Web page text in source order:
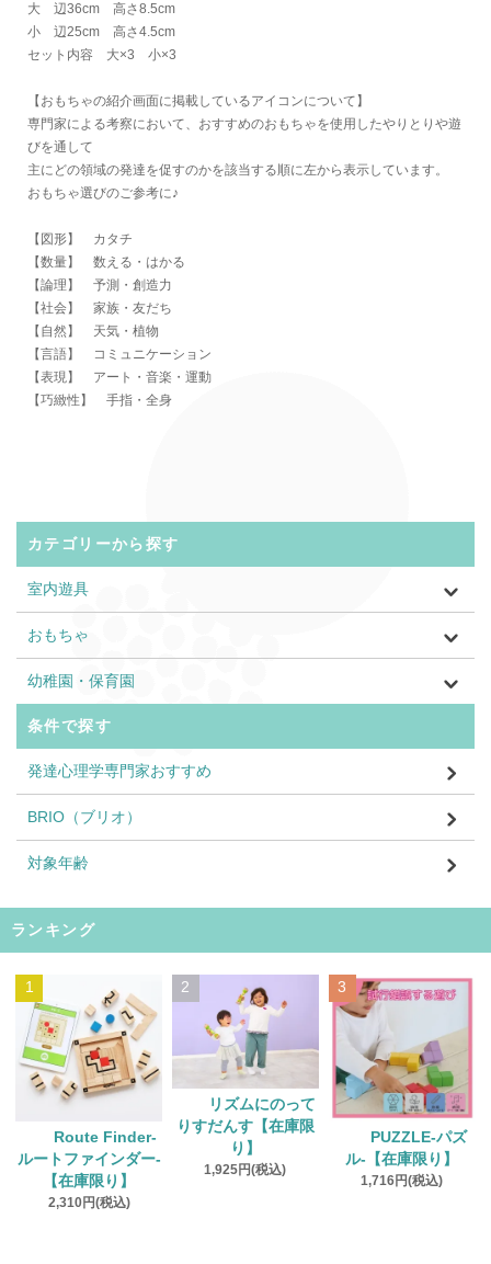
大 辺36cm 高さ8.5cm
小 辺25cm 高さ4.5cm
セット内容 大×3 小×3
【おもちゃの紹介画面に掲載しているアイコンについて】
専門家による考察において、おすすめのおもちゃを使用したやりとりや遊
びを通して
主にどの領域の発達を促すのかを該当する順に左から表示しています。
おもちゃ選びのご参考に♪
【図形】 カタチ
【数量】 数える・はかる
【論理】 予測・創造力
【社会】 家族・友だち
【自然】 天気・植物
【言語】 コミュニケーション
【表現】 アート・音楽・運動
【巧緻性】 手指・全身
カテゴリーから探す
室内遊具
おもちゃ
幼稚園・保育園
条件で探す
発達心理学専門家おすすめ
BRIO（ブリオ）
対象年齢
ランキング
1
Route Finder‐
ルートファインダー‐
【在庫限り】
2,310円(税込)
2
リズムにのって
りすだんす【在庫限
り】
1,925円(税込)
3
PUZZLE‐パズ
ル‐【在庫限り】
1,716円(税込)